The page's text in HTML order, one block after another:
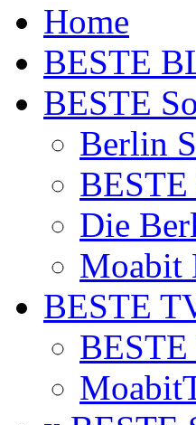
Home
BESTE
BESTE
Berlin
Die
Moabit
BESTE